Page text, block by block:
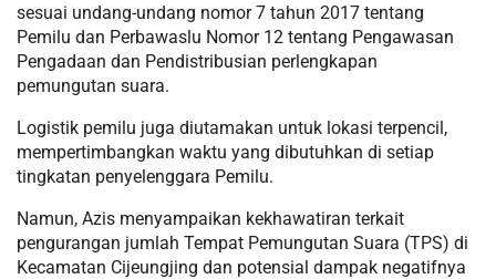
sesuai undang-undang nomor 7 tahun 2017 tentang
Pemilu dan Perbawaslu Nomor 12 tentang Pengawasan
Pengadaan dan Pendistribusian perlengkapan
pemungutan suara.
Logistik pemilu juga diutamakan untuk lokasi terpencil,
mempertimbangkan waktu yang dibutuhkan di setiap
tingkatan penyelenggara Pemilu.
Namun, Azis menyampaikan kekhawatiran terkait
pengurangan jumlah Tempat Pemungutan Suara (TPS) di
Kecamatan Cijeungjing dan potensial dampak negatifnya